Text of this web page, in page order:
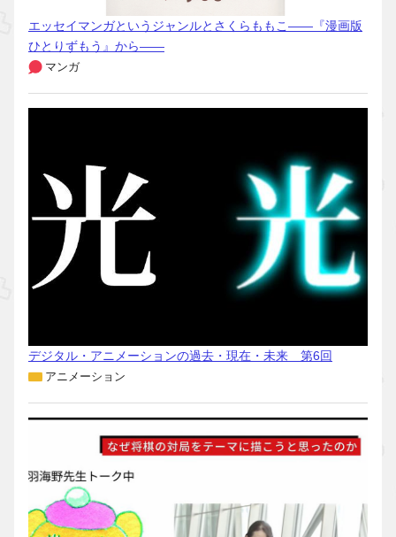
エッセイマンガというジャンルとさくらももこ――『漫画版
ひとりずもう』から――
マンガ
デジタル・アニメーションの過去・現在・未来 第6回
アニメーション